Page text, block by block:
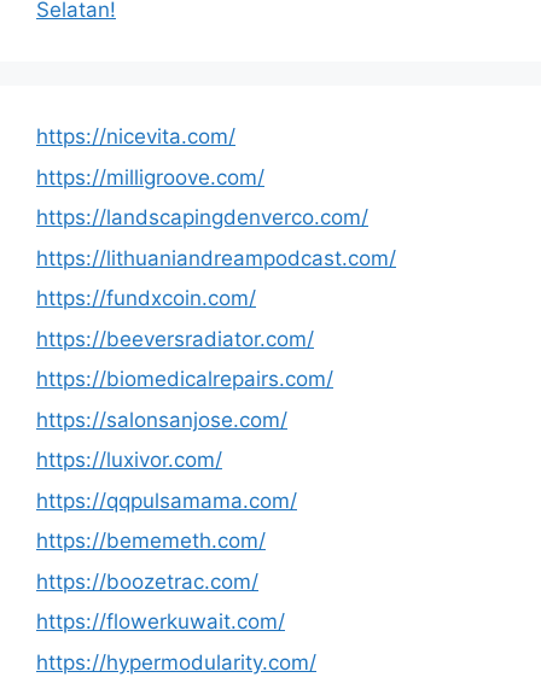
Selatan!
https://nicevita.com/
https://milligroove.com/
https://landscapingdenverco.com/
https://lithuaniandreampodcast.com/
https://fundxcoin.com/
https://beeversradiator.com/
https://biomedicalrepairs.com/
https://salonsanjose.com/
https://luxivor.com/
https://qqpulsamama.com/
https://bememeth.com/
https://boozetrac.com/
https://flowerkuwait.com/
https://hypermodularity.com/